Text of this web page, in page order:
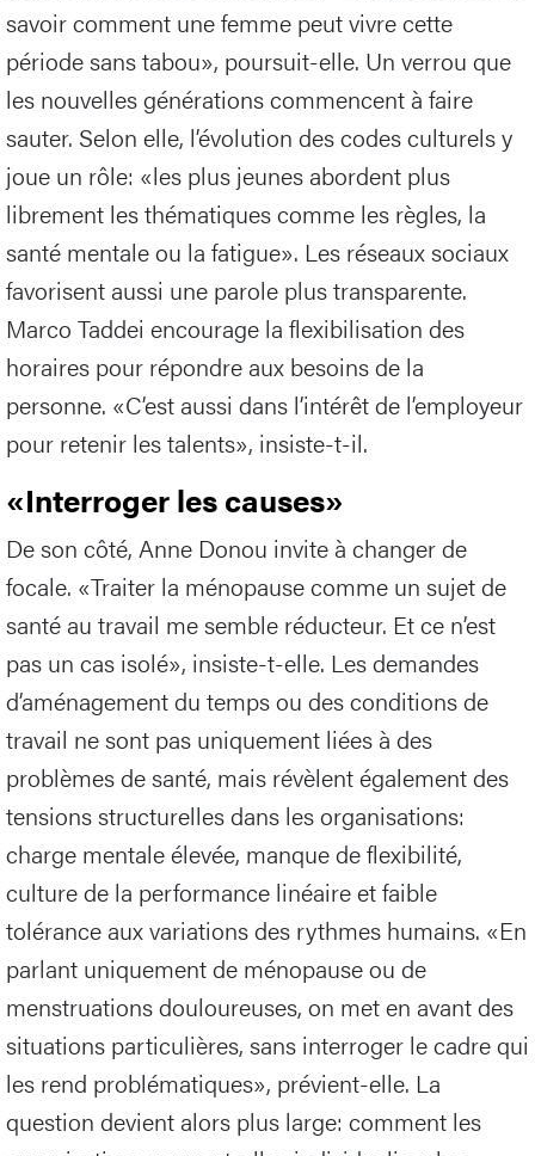
savoir comment une femme peut vivre cette
période sans tabou», poursuit-elle. Un verrou que
les nouvelles générations commencent à faire
sauter. Selon elle, l’évolution des codes culturels y
joue un rôle: «les plus jeunes abordent plus
librement les thématiques comme les règles, la
santé mentale ou la fatigue». Les réseaux sociaux
favorisent aussi une parole plus transparente.
Marco Taddei encourage la flexibilisation des
horaires pour répondre aux besoins de la
personne. «C’est aussi dans l’intérêt de l’employeur
pour retenir les talents», insiste-t-il.
«Interroger les causes»
De son côté, Anne Donou invite à changer de
focale. «Traiter la ménopause comme un sujet de
santé au travail me semble réducteur. Et ce n’est
pas un cas isolé», insiste-t-elle. Les demandes
d’aménagement du temps ou des conditions de
travail ne sont pas uniquement liées à des
problèmes de santé, mais révèlent également des
tensions structurelles dans les organisations:
charge mentale élevée, manque de flexibilité,
culture de la performance linéaire et faible
tolérance aux variations des rythmes humains. «En
parlant uniquement de ménopause ou de
menstruations douloureuses, on met en avant des
situations particulières, sans interroger le cadre qui
les rend problématiques», prévient-elle. La
question devient alors plus large: comment les